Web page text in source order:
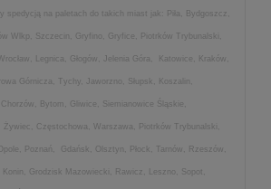
spedycją na paletach do takich miast jak: Piła, Bydgoszcz,
Wlkp, Szczecin, Gryfino, Gryfice, Piotrków Trybunalski,
Legnica, Głogów, Jelenia Góra, Katowice, Kraków,
Górnicza, Tychy, Jaworzno, Słupsk, Koszalin,
Bytom, Gliwice, Siemianowice Śląskie,
Żywiec, Częstochowa, Warszawa, Piotrków Trybunalski,
Poznań, Gdańsk, Olsztyn, Płock, Tarnów, Rzeszów,
Konin, Grodzisk Mazowiecki, Rawicz, Leszno, Sopot,